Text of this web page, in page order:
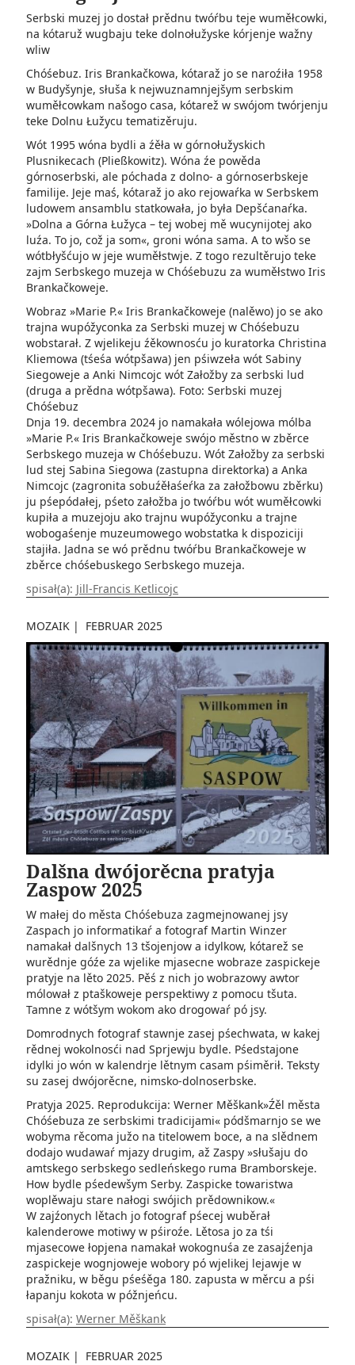
Serbski muzej jo dostał prědnu twóŕbu teje wuměłcowki,
na kótaruž wugbaju teke dolnołužyske kórjenje wažny
wliw
Chóśebuz. Iris Brankačkowa, kótaraž jo se naroźiła 1958
w Budyšynje, słuša k nejwuznamnjejšym serbskim
wuměłcowkam našogo casa, kótarež w swójom twórjenju
teke Dolnu Łužycu tematizěruju.
Wót 1995 wóna bydli a źěła w górnołužyskich
Plusnikecach (Pließkowitz). Wóna źe powěda
górnoserbski, ale póchada z dolno- a górnoserbskeje
familije. Jeje maś, kótaraž jo ako rejowaŕka w Serbskem
ludowem ansamblu statkowała, jo była Depšćanaŕka.
»Dolna a Górna Łužyca – tej wobej mě wucynijotej ako
luźa. To jo, což ja som«, groni wóna sama. A to wšo se
wótbłyšćujo w jeje wuměłstwje. Z togo rezultěrujo teke
zajm Serbskego muzeja w Chóśebuzu za wuměłstwo Iris
Brankačkoweje.
Wobraz »Marie P.« Iris Brankačkoweje (nalěwo) jo se ako
trajna wupóžyconka za Serbski muzej w Chóśebuzu
wobstarał. Z wjelikeju źěkownosću jo kuratorka Christina
Kliemowa (tśeśa wótpšawa) jen pśiwzeła wót Sabiny
Siegoweje a Anki Nimcojc wót Załožby za serbski lud
(druga a prědna wótpšawa). Foto: Serbski muzej
Chóśebuz
Dnja 19. decembra 2024 jo namakała wólejowa mólba
»Marie P.« Iris Brankačkoweje swójo městno w zběrce
Serbskego muzeja w Chóśebuzu. Wót Załožby za serbski
lud stej Sabina Siegowa (zastupna direktorka) a Anka
Nimcojc (zagronita sobuźěłaśeŕka za załožbowu zběrku)
ju pśepódałej, pśeto załožba jo twóŕbu wót wuměłcowki
kupiła a muzejoju ako trajnu wupóžyconku a trajne
wobogaśenje muzeumowego wobstatka k dispoziciji
stajiła. Jadna se wó prědnu twóŕbu Brankačkoweje w
zběrce chóśebuskego Serbskego muzeja.
spisał(a): Jill-Francis Ketlicojc
MOZAIK | FEBRUAR 2025
Dalšna dwójorěcna pratyja
Zaspow 2025
W małej do města Chóśebuza zagmejnowanej jsy
Zaspach jo informatikaŕ a fotograf Martin Winzer
namakał dalšnych 13 tšojenjow a idylkow, kótarež se
wurědnje góźe za wjelike mjasecne wobraze zaspickeje
pratyje na lěto 2025. Pěś z nich jo wobrazowy awtor
mólował z ptaškoweje perspektiwy z pomocu tšuta.
Tamne z wótšym wokom ako drogowaŕ pó jsy.
Domrodnych fotograf stawnje zasej pśechwata, w kakej
rědnej wokolnosći nad Sprjewju bydle. Pśedstajone
idylki jo wón w kalendrje lětnym casam pśiměrił. Teksty
su zasej dwójorěcne, nimsko-dolnoserbske.
Pratyja 2025. Reprodukcija: Werner Měškank»Źěl města
Chóśebuza ze serbskimi tradicijami« pódšmarnjo se we
wobyma rěcoma južo na titelowem boce, a na slědnem
dodajo wudawaŕ mjazy drugim, až Zaspy »słušaju do
amtskego serbskego sedleńskego ruma Bramborskeje.
How bydle pśedewšym Serby. Zaspicke towaristwa
woplěwaju stare nałogi swójich prědownikow.«
W zajźonych lětach jo fotograf pśecej wuběrał
kalenderowe motiwy w pśiroźe. Lětosa jo za tśi
mjasecowe łopjena namakał wokognuśa ze zasajźenja
zaspickeje wognjoweje wobory pó wjelikej lejawje w
pražniku, w běgu pśeśěga 180. zapusta w měrcu a pśi
łapanju kokota w póžnjeńcu.
spisał(a): Werner Měškank
MOZAIK | FEBRUAR 2025